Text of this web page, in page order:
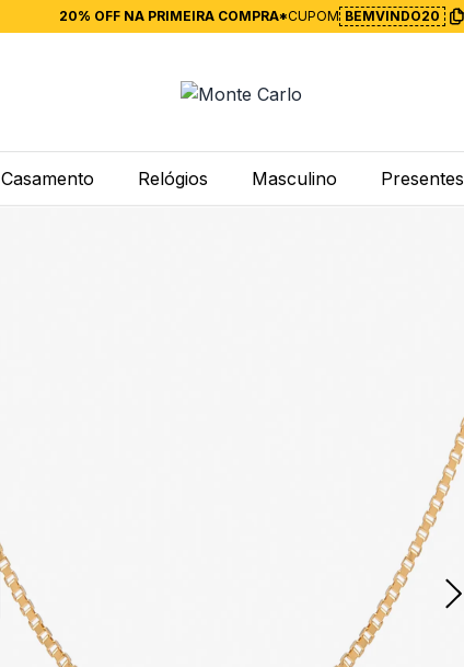
20% OFF NA PRIMEIRA COMPRA*CUPOM BEMVINDO20
Casamento Relógios Masculino Presentes